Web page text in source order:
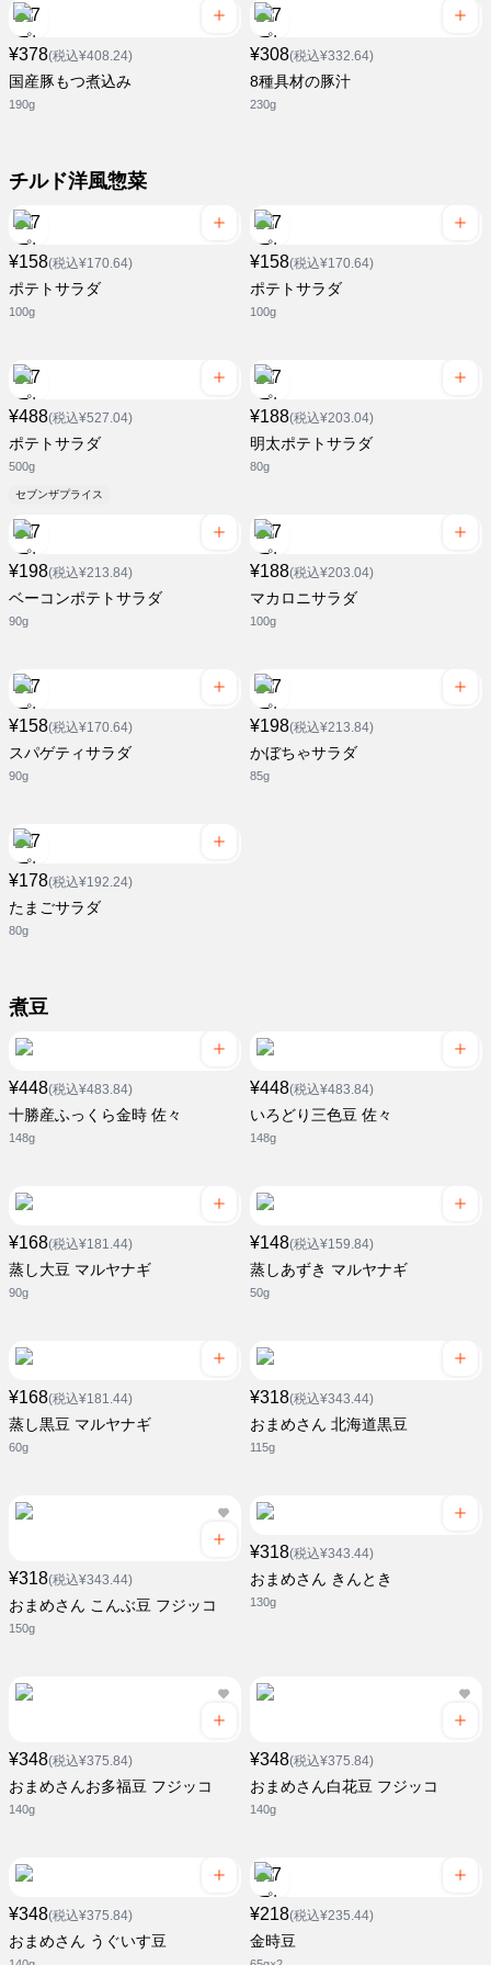
¥378(税込¥408.24)
国産豚もつ煮込み
190g
¥308(税込¥332.64)
8種具材の豚汁
230g
チルド洋風惣菜
¥158(税込¥170.64)
ポテトサラダ
100g
¥158(税込¥170.64)
ポテトサラダ
100g
¥488(税込¥527.04)
ポテトサラダ
500g
セブンザプライス
¥188(税込¥203.04)
明太ポテトサラダ
80g
¥198(税込¥213.84)
ベーコンポテトサラダ
90g
¥188(税込¥203.04)
マカロニサラダ
100g
¥158(税込¥170.64)
スパゲティサラダ
90g
¥198(税込¥213.84)
かぼちゃサラダ
85g
¥178(税込¥192.24)
たまごサラダ
80g
煮豆
¥448(税込¥483.84)
十勝産ふっくら金時 佐々
148g
¥448(税込¥483.84)
いろどり三色豆 佐々
148g
¥168(税込¥181.44)
蒸し大豆 マルヤナギ
90g
¥148(税込¥159.84)
蒸しあずき マルヤナギ
50g
¥168(税込¥181.44)
蒸し黒豆 マルヤナギ
60g
¥318(税込¥343.44)
おまめさん 北海道黒豆
115g
¥318(税込¥343.44)
おまめさん こんぶ豆 フジッコ
150g
¥318(税込¥343.44)
おまめさん きんとき
130g
¥348(税込¥375.84)
おまめさんお多福豆 フジッコ
140g
¥348(税込¥375.84)
おまめさん白花豆 フジッコ
140g
¥348(税込¥375.84)
おまめさん うぐいす豆
¥218(税込¥235.44)
金時豆